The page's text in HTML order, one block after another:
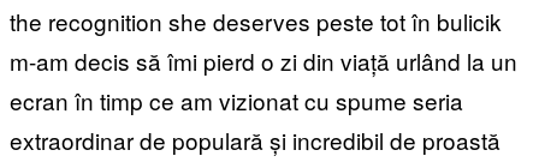
the recognition she deserves peste tot în bulicik
m-am decis să îmi pierd o zi din viață urlând la un
ecran în timp ce am vizionat cu spume seria
extraordinar de populară și incredibil de proastă